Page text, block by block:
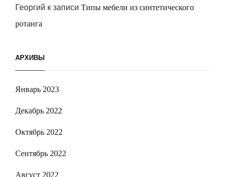
Георгий к записи Типы мебели из синтетического
ротанга
АРХИВЫ
Январь 2023
Декабрь 2022
Октябрь 2022
Сентябрь 2022
Август 2022